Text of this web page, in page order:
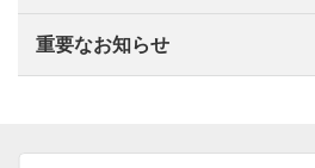
重要なお知らせ